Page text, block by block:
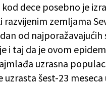
dece posebno je
razvijenim zemljama
od
i taj da je ovom
uzrasna
uzrasta šest-23 meseca